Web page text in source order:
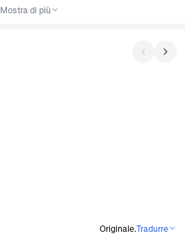
Mostra di più
Originale.Tradurre